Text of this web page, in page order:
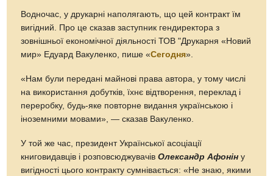
Водночас, у друкарні наполягають, що цей контракт їм
вигідний. Про це сказав заступник гендиректора з
зовнішньої економічної діяльності ТОВ "Друкарня «Новий
мир» Едуард Вакуленко, пише «Сегодня».
«Нам були передані майнові права автора, у тому числі
на використання добутків, їхнє відтворення, переклад і
переробку, будь-яке повторне видання українською і
іноземними мовами», — сказав Вакуленко.
У той же час, президент Української асоціації
книговидавців і розповсюджувачів Олександр Афонін у
вигідності цього контракту сумнівається: «Не знаю, якими